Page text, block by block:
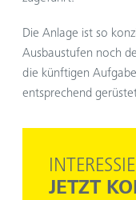
Die Anlage ist so
Ausbaustufen noch
die künftigen
entsprechend
JETZT